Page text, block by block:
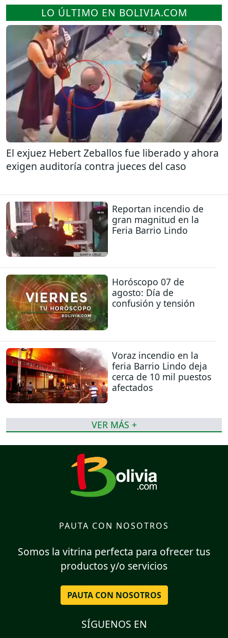
LO ÚLTIMO EN BOLIVIA.COM
El exjuez Hebert Zeballos fue liberado y ahora
exigen auditoría contra jueces del caso
Reportan incendio de
gran magnitud en la
Feria Barrio Lindo
Horóscopo 07 de
agosto: Día de
confusión y tensión
Voraz incendio en la
feria Barrio Lindo deja
cerca de 10 mil puestos
afectados
VER MÁS +
PAUTA CON NOSOTROS
Somos la vitrina perfecta para ofrecer tus
productos y/o servicios
PAUTA CON NOSOTROS
SÍGUENOS EN